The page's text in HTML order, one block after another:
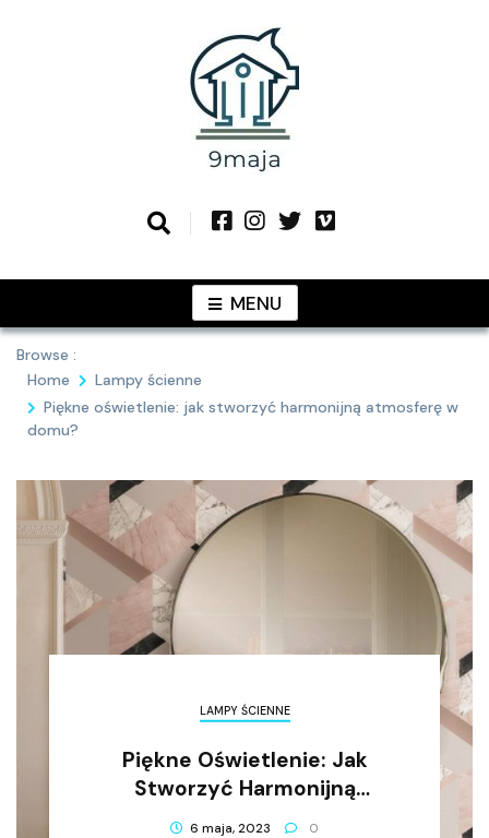
9MAJApomysłami
MENU
Browse :
Home
Lampy ścienne
Piękne oświetlenie: jak stworzyć harmonijną atmosferę w
domu?
LAMPY ŚCIENNE
Piękne Oświetlenie: Jak
Stworzyć Harmonijną
Atmosferę W Domu?
6 maja, 2023 0